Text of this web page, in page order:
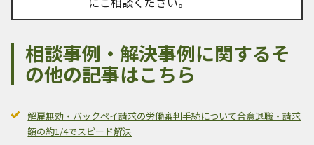
相談事例・解決事例に関するそ
の他の記事はこちら
解雇無効・バックペイ請求の労働審判手続について合意退職・請求
額の約1/4でスピード解決